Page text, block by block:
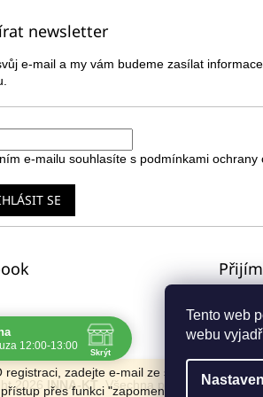
Tento web
webu
registraci, zadejte e-mail ze starého e-shopu
přes funkci "zapomenuté heslo".
newsletter
e-mail a my vám budeme zasílat
e-mailu souhlasíte s podmínkami ochrany
SE
2026 INNA-KT . Všechna práva vyhrazena.
12:00-13:00
Skrýt
osobně
Pauza
12:00 - 13:00